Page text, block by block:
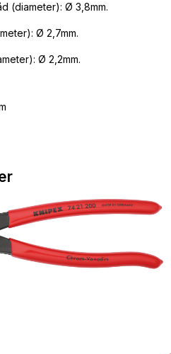
(diameter): Ø 3,8mm.
Ø 2,7mm.
Ø 2,2mm.